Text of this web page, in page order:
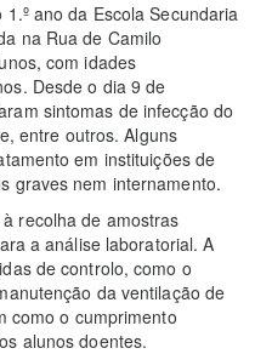
ano da Escola Secundaria
na Rua de Camilo
com idades
Desde o dia 9 de
sintomas de infecção do
entre outros. Alguns
em instituições de
graves nem internamento.
recolha de amostras
a análise laboratorial. A
de controlo, como o
da ventilação de
como o cumprimento
alunos doentes.